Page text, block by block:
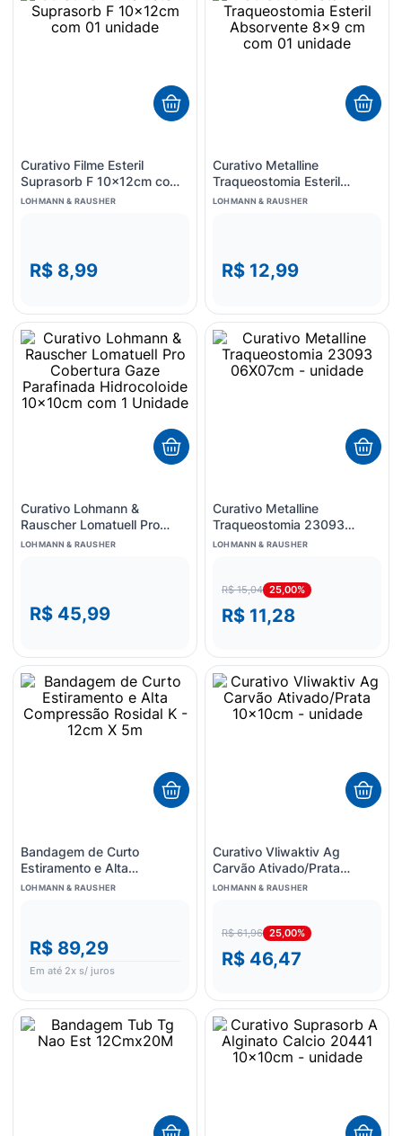
Curativo Filme Esteril
Suprasorb F 10x12cm com
01 unidade
LOHMANN & RAUSHER
R$ 8,99
Curativo Metalline
Traqueostomia Esteril
Absorvente 8x9 cm com 01
LOHMANN & RAUSHER
R$ 12,99
Curativo Lohmann &
Rauscher Lomatuell Pro
Cobertura Gaze Parafinada
LOHMANN & RAUSHER
R$ 45,99
Curativo Metalline
Traqueostomia 23093
06X07cm - unidade
LOHMANN & RAUSHER
R$ 15,04 25,00%
R$ 11,28
Bandagem de Curto
Estiramento e Alta
Compressão Rosidal K -
LOHMANN & RAUSHER
R$ 89,29
Em até 2x s/ juros
Curativo Vliwaktiv Ag
Carvão Ativado/Prata
10x10cm - unidade
LOHMANN & RAUSHER
R$ 61,96 25,00%
R$ 46,47
8º
esmalte
9º
lenço umedecido